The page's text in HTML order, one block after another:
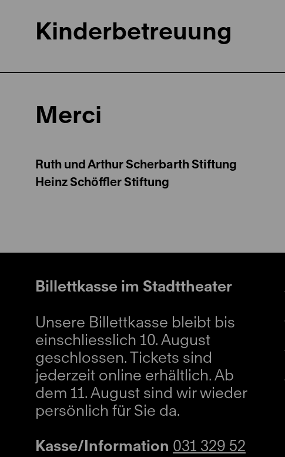
Kinderbetreuung
Merci
Ruth und Arthur Scherbarth Stiftung
Heinz Schöffler Stiftung
Billettkasse im Stadttheater
Unsere Billettkasse bleibt bis
einschliesslich 10. August
geschlossen. Tickets sind
jederzeit online erhältlich. Ab
dem 11. August sind wir wieder
persönlich für Sie da.
Kasse/Information 031 329 52